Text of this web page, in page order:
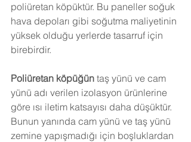
poliüretan köpüktür. Bu paneller soğuk
hava depoları gibi soğutma maliyetinin
yüksek olduğu yerlerde tasarruf için
birebirdir.
Poliüretan köpüğün taş yünü ve cam
yünü adı verilen izolasyon ürünlerine
göre ısı iletim katsayısı daha düşüktür.
Bunun yanında cam yünü ve taş yünü
zemine yapışmadığı için boşluklardan